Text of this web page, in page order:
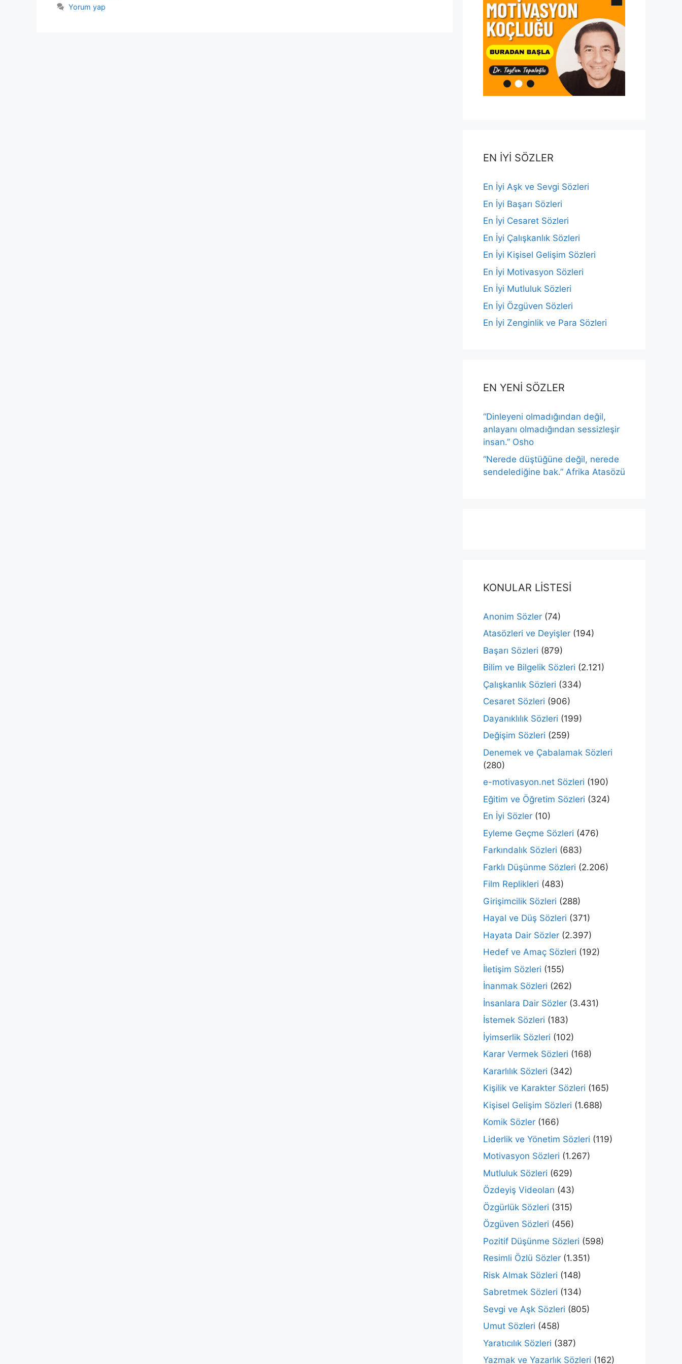
Yorum yap
EN İYİ SÖZLER
En İyi Aşk ve Sevgi Sözleri
En İyi Başarı Sözleri
En İyi Cesaret Sözleri
En İyi Çalışkanlık Sözleri
En İyi Kişisel Gelişim Sözleri
En İyi Motivasyon Sözleri
En İyi Mutluluk Sözleri
En İyi Özgüven Sözleri
En İyi Zenginlik ve Para Sözleri
EN YENİ SÖZLER
“Dinleyeni olmadığından değil,
anlayanı olmadığından sessizleşir
insan.” Osho
“Nerede düştüğüne değil, nerede
sendelediğine bak.” Afrika Atasözü
KONULAR LİSTESİ
Anonim Sözler (74)
Atasözleri ve Deyişler (194)
Başarı Sözleri (879)
Bilim ve Bilgelik Sözleri (2.121)
Çalışkanlık Sözleri (334)
Cesaret Sözleri (906)
Dayanıklılık Sözleri (199)
Değişim Sözleri (259)
Denemek ve Çabalamak Sözleri
(280)
e-motivasyon.net Sözleri (190)
Eğitim ve Öğretim Sözleri (324)
En İyi Sözler (10)
Eyleme Geçme Sözleri (476)
Farkındalık Sözleri (683)
Farklı Düşünme Sözleri (2.206)
Film Replikleri (483)
Girişimcilik Sözleri (288)
Hayal ve Düş Sözleri (371)
Hayata Dair Sözler (2.397)
Hedef ve Amaç Sözleri (192)
İletişim Sözleri (155)
İnanmak Sözleri (262)
İnsanlara Dair Sözler (3.431)
İstemek Sözleri (183)
İyimserlik Sözleri (102)
Karar Vermek Sözleri (168)
Kararlılık Sözleri (342)
Kişilik ve Karakter Sözleri (165)
Kişisel Gelişim Sözleri (1.688)
Komik Sözler (166)
Liderlik ve Yönetim Sözleri (119)
Motivasyon Sözleri (1.267)
Mutluluk Sözleri (629)
Özdeyiş Videoları (43)
Özgürlük Sözleri (315)
Özgüven Sözleri (456)
Pozitif Düşünme Sözleri (598)
Resimli Özlü Sözler (1.351)
Risk Almak Sözleri (148)
Sabretmek Sözleri (134)
Sevgi ve Aşk Sözleri (805)
Umut Sözleri (458)
Yaratıcılık Sözleri (387)
Yazmak ve Yazarlık Sözleri (162)